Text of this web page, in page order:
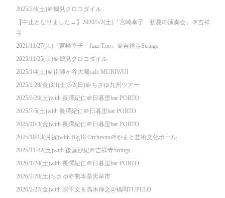
2025/2/8(土)＠鶴見クロコダイル
【中止となりました→】2020/5/2(土)『宮崎幸子 初夏の演奏会』＠吉祥
寺
2021/11/27(土)『宮崎幸子 Jazz Trio』＠吉祥寺Strings
2023/11/25(土)＠鶴見クロコダイル
2025/1/4(土)＠祖師ヶ谷大蔵cafe MURIWUI
2025/2/28(金)3/1(土)3/2(日)＠ちさゆ九州ツアー
2025/3/29(土)with 長澤紀仁＠日暮里bar PORTO
2025/7/5(土)with 長澤紀仁＠日暮里bar PORTO
2025/10/3(金)with 長澤紀仁＠日暮里bar PORTO
2025/10/13(月祝)with Big18 Orchestra＠やまと芸術文化ホール
2025/11/22(土)with 後藤沙紀＠吉祥寺Strings
2026/1/24(土)with 長澤紀仁＠日暮里bar PORTO
2026/2/28(土)ちさゆ＠熊本県天草市
2026/2/27(金)with 宗千文＆高木伸之@福岡TUPELO